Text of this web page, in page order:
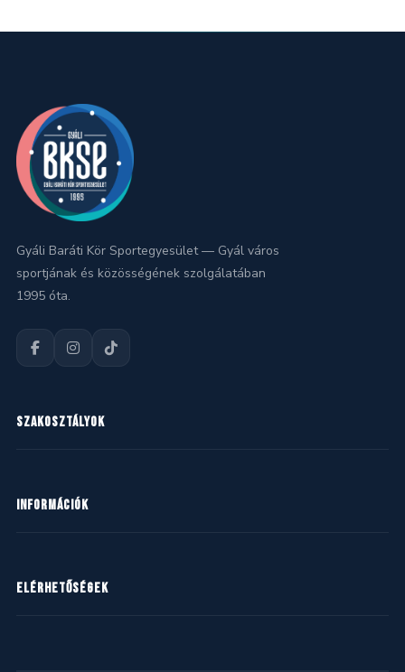
Gyáli Baráti Kör Sportegyesület — Gyál város
sportjának és közösségének szolgálatában
1995 óta.
SZAKOSZTÁLYOK
Kosárlabda
Mazsorett
INFORMÁCIÓK
Naptár
ELÉRHETŐSÉGEK